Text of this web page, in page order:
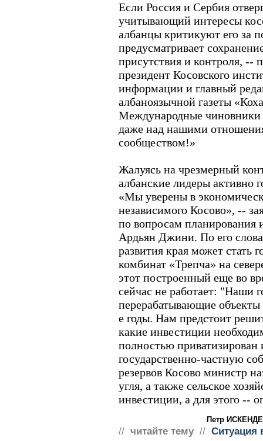
Если Россия и Сербия
учитывающий интересы
албанцы критикуют его за
предусматривает
присутствия и контроля, --
президент Косовского
информации и главный
албаноязычной газеты
Международные чиновники
даже над нашими
сообществом!»
Жалуясь на чрезмерный
албанские лидеры активно
«Мы уверены в
независимого Косово», --
по вопросам
Ардьян Джини. По его
развития края может стать
комбинат «Трепча» на
этот построенный еще во
сейчас не работает: "Наши
перерабатывающие объекты
е годы. Нам предстоит
какие инвестиции
полностью
государственно-частную
резервов Косово министр
угля, а также сельское
инвестиции, а для этого --
Петр
// читайте тему // Ситуация